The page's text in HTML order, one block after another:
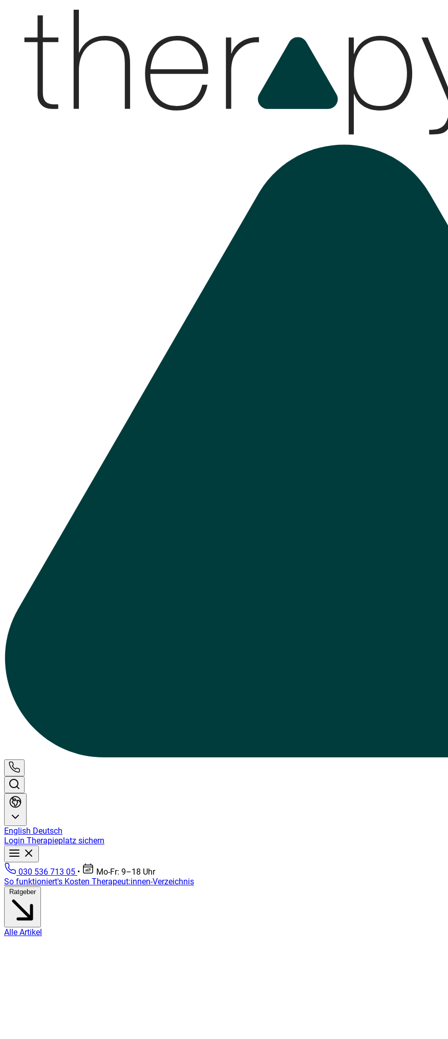
English Deutsch
Login Therapieplatz sichern
030 536 713 05 •
Mo-Fr: 9–18 Uhr
So funktioniert's Kosten Therapeut:innen-Verzeichnis
Ratgeber
Alle Artikel